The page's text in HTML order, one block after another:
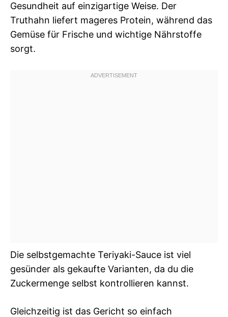
Gesundheit auf einzigartige Weise. Der
Truthahn liefert mageres Protein, während das
Gemüse für Frische und wichtige Nährstoffe
sorgt.
Die selbstgemachte Teriyaki-Sauce ist viel
gesünder als gekaufte Varianten, da du die
Zuckermenge selbst kontrollieren kannst.
Gleichzeitig ist das Gericht so einfach